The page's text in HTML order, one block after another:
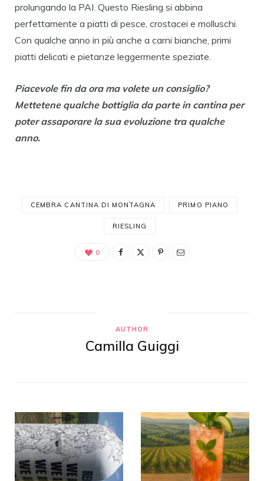
prolungando la PAI. Questo Riesling si abbina
perfettamente a piatti di pesce, crostacei e molluschi.
Con qualche anno in più anche a carni bianche, primi
piatti delicati e pietanze leggermente speziate.
Piacevole fin da ora ma volete un consiglio?
Mettetene qualche bottiglia da parte in cantina per
poter assaporare la sua evoluzione tra qualche
anno.
CEMBRA CANTINA DI MONTAGNA PRIMO PIANO
RIESLING
0
AUTHOR
Camilla Guiggi